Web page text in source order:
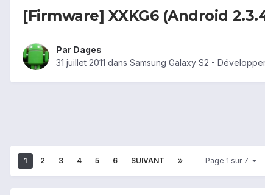
[Firmware] XXKG6 (Android
Par Dages
31 juillet 2011 dans Samsung Galaxy S2 -
1 2 3 4 5 6 SUIVANT Page 1 sur 7